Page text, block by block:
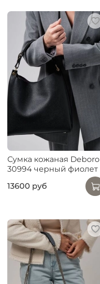
Сумка кожаная Deboro
30994 черный фиолет
13600 руб